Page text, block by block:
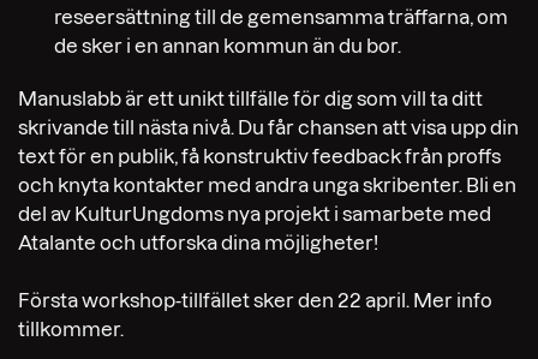
reseersättning till de gemensamma träffarna, om
de sker i en annan kommun än du bor.
Manuslabb är ett unikt tillfälle för dig som vill ta ditt
skrivande till nästa nivå. Du får chansen att visa upp din
text för en publik, få konstruktiv feedback från proffs
och knyta kontakter med andra unga skribenter. Bli en
del av KulturUngdoms nya projekt i samarbete med
Atalante och utforska dina möjligheter!
Första workshop-tillfället sker den 22 april. Mer info
tillkommer.